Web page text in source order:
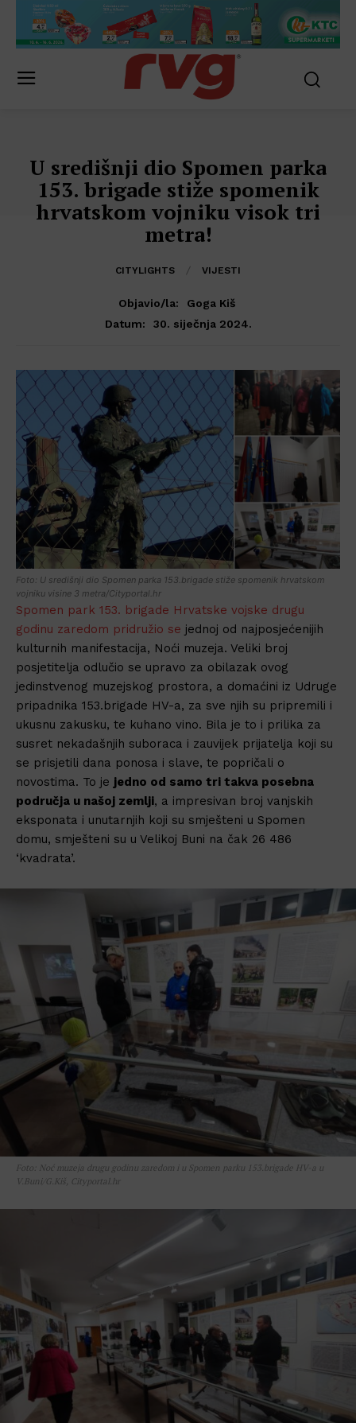
U središnji dio Spomen parka
153. brigade stiže spomenik
hrvatskom vojniku visok tri
metra!
CITYLIGHTS VIJESTI
Objavio/la:
Goga Kiš
Datum:
30. siječnja 2024.
Foto: U središnji dio Spomen parka 153.brigade stiže spomenik hrvatskom
vojniku visine 3 metra/Cityportal.hr
Spomen park 153. brigade Hrvatske vojske drugu
godinu zaredom pridružio se jednoj od najposjećenijih
kulturnih manifestacija, Noći muzeja. Veliki broj
posjetitelja odlučio se upravo za obilazak ovog
jedinstvenog muzejskog prostora, a domaćini iz Udruge
pripadnika 153.brigade HV-a, za sve njih su pripremili i
ukusnu zakusku, te kuhano vino. Bila je to i prilika za
susret nekadašnjih suboraca i zauvijek prijatelja koji su
se prisjetili dana ponosa i slave, te popričali o
novostima. To je jedno od samo tri takva posebna
područja u našoj zemlji, a impresivan broj vanjskih
eksponata i unutarnjih koji su smješteni u Spomen
domu, smješteni su u Velikoj Buni na čak 26 486
‘kvadrata’.
Foto: Noć muzeja drugu godinu zaredom i u Spomen parku 153.brigade HV-a u
V.Buni/G.Kiš, Cityportal.hr